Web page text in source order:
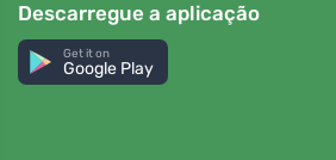
Descarregue a aplicação
Get it on
Google Play